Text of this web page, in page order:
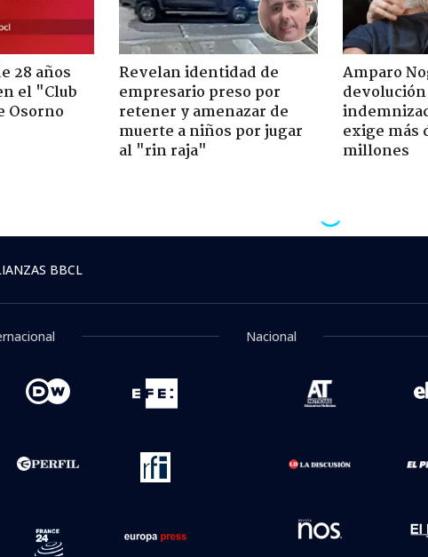
28 años
el "Club
Osorno
Revelan identidad de
empresario preso por
retener y amenazar de
muerte a niños por jugar
al "rin raja"
Amparo
exige más
millones
BBCL
Nacional